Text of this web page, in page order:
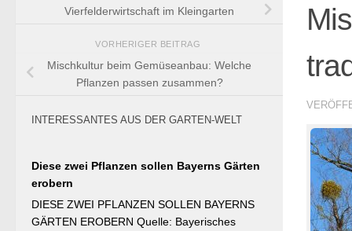
Vierfelderwirtschaft im Kleingarten
VORHERIGER BEITRAG
Mischkultur beim Gemüseanbau: Welche
Pflanzen passen zusammen?
INTERESSANTES AUS DER GARTEN-WELT
Diese zwei Pflanzen sollen Bayerns Gärten
erobern
DIESE ZWEI PFLANZEN SOLLEN BAYERNS
GÄRTEN EROBERN Quelle: Bayerisches